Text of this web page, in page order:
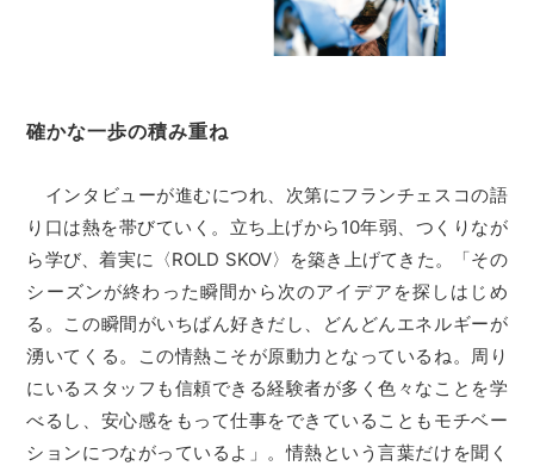
確かな一歩の積み重ね
インタビューが進むにつれ、次第にフランチェスコの語
り口は熱を帯びていく。立ち上げから10年弱、つくりなが
ら学び、着実に〈ROLD SKOV〉を築き上げてきた。「その
シーズンが終わった瞬間から次のアイデアを探しはじめ
る。この瞬間がいちばん好きだし、どんどんエネルギーが
湧いてくる。この情熱こそが原動力となっているね。周り
にいるスタッフも信頼できる経験者が多く色々なことを学
べるし、安心感をもって仕事をできていることもモチベー
ションにつながっているよ」。情熱という言葉だけを聞く